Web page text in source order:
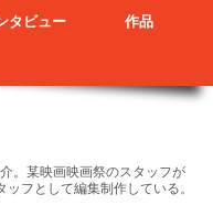
タビュー 作品
。某映画映画祭のスタッフが
フとして編集制作している。